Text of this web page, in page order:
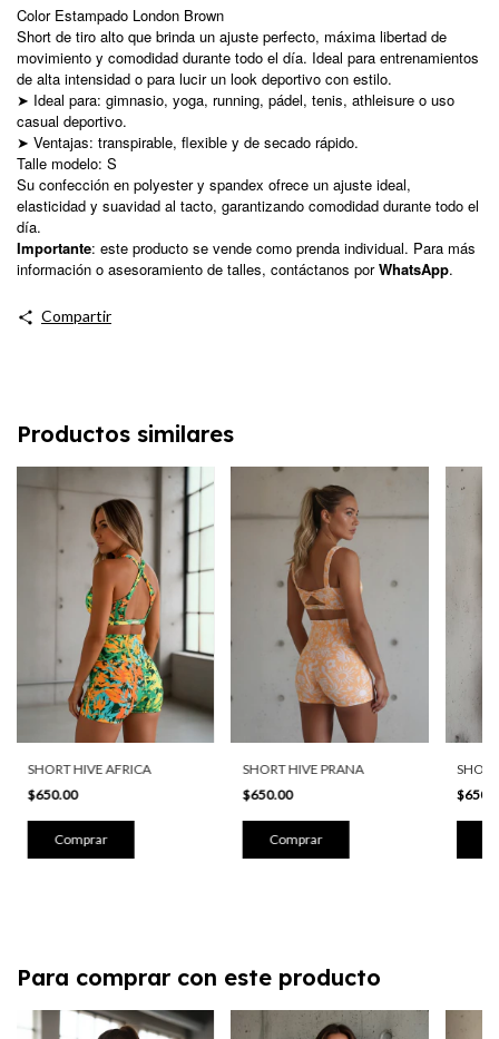
Color Estampado London Brown
Short de tiro alto que brinda un ajuste perfecto, máxima libertad de
movimiento y comodidad durante todo el día. Ideal para entrenamientos
de alta intensidad o para lucir un look deportivo con estilo.
➤ Ideal para: gimnasio, yoga, running, pádel, tenis, athleisure o uso
casual deportivo.
➤ Ventajas: transpirable, flexible y de secado rápido.
Talle modelo: S
Su confección en polyester y spandex ofrece un ajuste ideal,
elasticidad y suavidad al tacto, garantizando comodidad durante todo el
día.
Importante: este producto se vende como prenda individual. Para más
información o asesoramiento de talles, contáctanos porWhatsApp.
Compartir
Productos similares
SHORT HIVE AFRICA
$650.00
Comprar
SHORT HIVE PRANA
$650.00
Comprar
Para comprar con este producto